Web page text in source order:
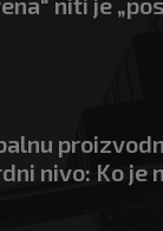
nivo: Ko je